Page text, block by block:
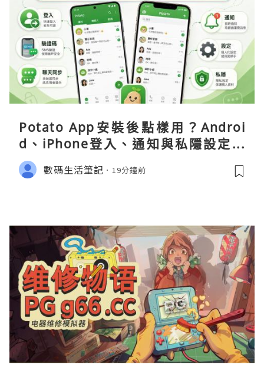
Potato App安裝後點樣用？Androi
d、iPhone登入、通知與私隱設定完
整指南
數碼生活筆記 19分鐘前